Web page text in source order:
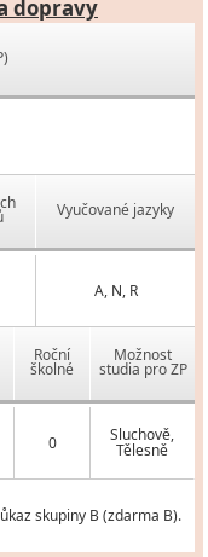
dopravy
Vyučované jazyky
A, N, R
Roční
školné
Možnost
studia pro ZP
0 Sluchově,
Tělesně
skupiny B (zdarma B).